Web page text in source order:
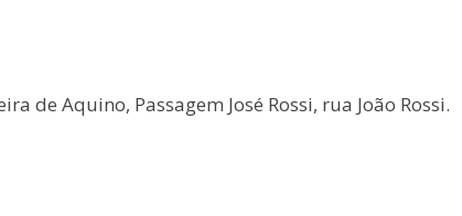
de Aquino, Passagem José Rossi, rua João Rossi.